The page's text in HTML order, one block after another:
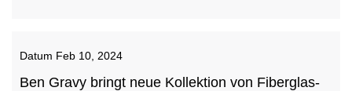
Datum Feb 10, 2024
Ben Gravy bringt neue Kollektion von Fiberglas-